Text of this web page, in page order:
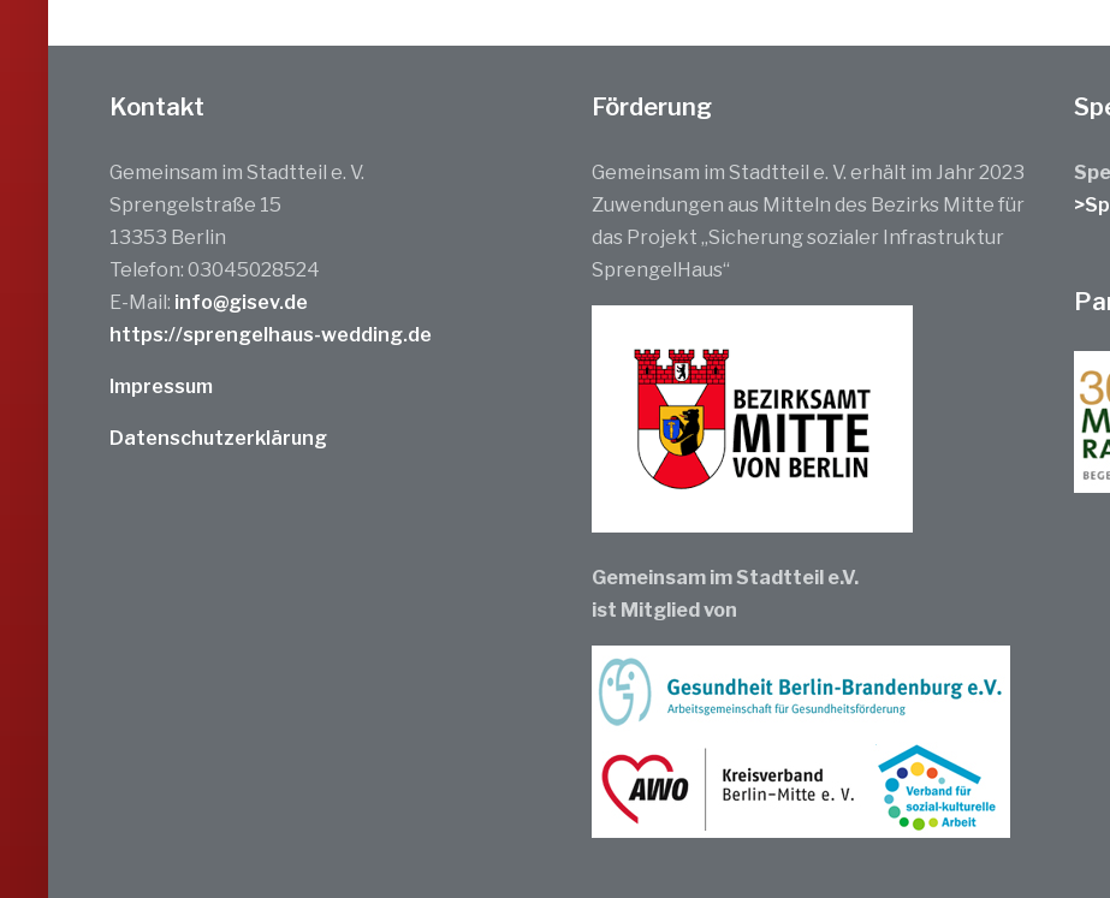
Kontakt
Gemeinsam im Stadtteil e. V.
Sprengelstraße 15
13353 Berlin
Telefon: 03045028524
E-Mail: info@gisev.de
https://sprengelhaus-wedding.de
Impressum
Datenschutzerklärung
Förderung
Gemeinsam im Stadtteil e. V. erhält im Jahr 2023
Zuwendungen aus Mitteln des Bezirks Mitte für
das Projekt „Sicherung sozialer Infrastruktur
SprengelHaus“
Gemeinsam im Stadtteil e.V.
ist Mitglied von